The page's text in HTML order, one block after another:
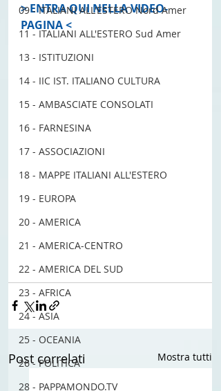
09 - ITALIANI ALL'ESTERO Nord Amer
11 - ITALIANI ALL'ESTERO Sud Amer
13 - ISTITUZIONI
14 - IIC IST. ITALIANO CULTURA
15 - AMBASCIATE CONSOLATI
16 - FARNESINA
17 - ASSOCIAZIONI
18 - MAPPE ITALIANI ALL'ESTERO
19 - EUROPA
20 - AMERICA
21 - AMERICA-CENTRO
22 - AMERICA DEL SUD
23 - AFRICA
24 - ASIA
25 - OCEANIA
26 - POLITICA
28 - PAPPAMONDO.TV
> ENTRA QUI NELLA VIDEO-
PAGINA <
#jasper #corradocacciaguerra
#triorokband#alessiocreatura
#nunziacarrozza #nicomaraja
Post correlati Mostra tutti